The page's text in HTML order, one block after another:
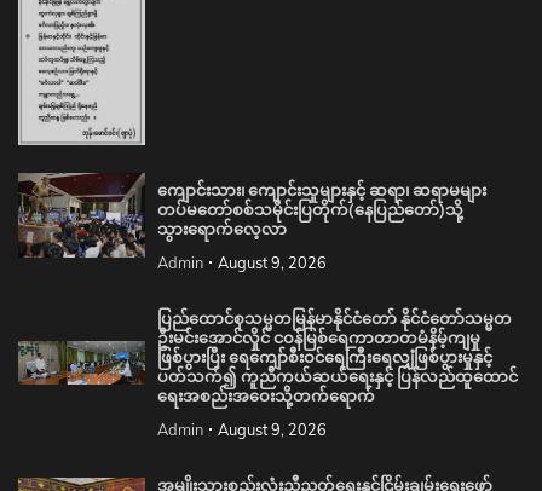
ကျောင်းသား၊ ကျောင်းသူများနှင့် ဆရာ၊ ဆရာမများ
တပ်မတော်စစ်သမိုင်းပြတိုက်(နေပြည်တော်)သို့
သွားရောက်လေ့လာ
Admin August 9, 2026
ပြည်ထောင်စုသမ္မတမြန်မာနိုင်ငံတော် နိုင်ငံတော်သမ္မတ
ဦးမင်းအောင်လှိုင် ငဝန်မြစ်ရေကာတာတမံနိမ့်ကျမှု
ဖြစ်ပွားပြီး ရေကျော်စီးဝင်ရေကြီးရေလျှံဖြစ်ပွားမှုနှင့်
ပတ်သက်၍ ကူညီကယ်ဆယ်ရေးနှင့် ပြန်လည်ထူထောင်
ရေးအစည်းအဝေးသို့တက်ရောက်
Admin August 9, 2026
အမျိုးသားစည်းလုံးညီညွတ်ရေးနှင့်ငြိမ်းချမ်းရေးဖော်